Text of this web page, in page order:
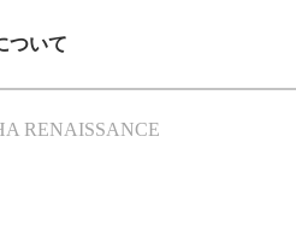
ついて
RENAISSANCE